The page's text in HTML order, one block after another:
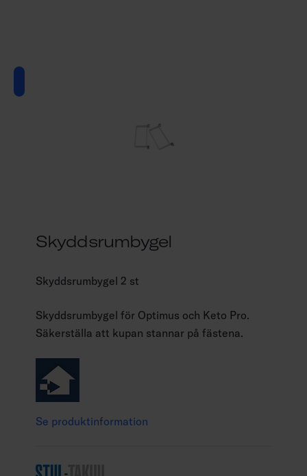
Skyddsrumbygel
Skyddsrumbygel 2 st
Skyddsrumbygel för Optimus och Keto Pro.
Säkerställa att kupan stannar på fästena.
Se produktinformation